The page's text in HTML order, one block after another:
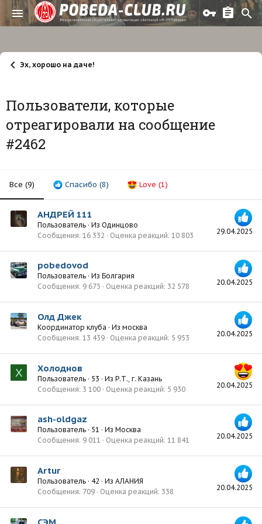
Эх, хорошо на даче!
Пользователи, которые
отреагировали на сообщение
#2462
Все (9) Спасибо (8) Love (1)
29.04.2025
АНДРЕЙ 111
Пользователь · Из Одинцово
Сообщения 16 332 Оценка реакций 10 803
20.04.2025
pobedovod
Пользователь · Из Болгария
Сообщения 9 675 Оценка реакций 32 578
20.04.2025
Олд Джек
Координатор клуба · Из москва
Сообщения 13 439 Оценка реакций 5 953
Х
20.04.2025
Холоднов
Пользователь · 53 · Из Р.Т., г. Казань
Сообщения 3 100 Оценка реакций 5 930
20.04.2025
ash-oldgaz
Пользователь · 51 · Из Москва
Сообщения 9 011 Оценка реакций 11 841
20.04.2025
Artur
Пользователь · 42 · Из АЛАНИЯ
Сообщения 709 Оценка реакций 338